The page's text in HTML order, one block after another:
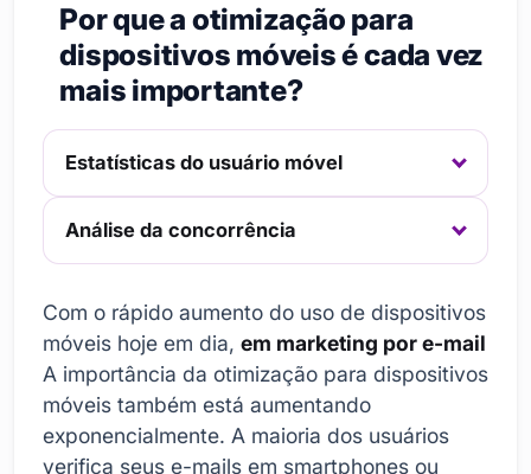
Por que a otimização para
dispositivos móveis é cada vez
mais importante?
Estatísticas do usuário móvel
Análise da concorrência
Com o rápido aumento do uso de dispositivos
móveis hoje em dia, em marketing por e-mail
A importância da otimização para dispositivos
móveis também está aumentando
exponencialmente. A maioria dos usuários
verifica seus e-mails em smartphones ou